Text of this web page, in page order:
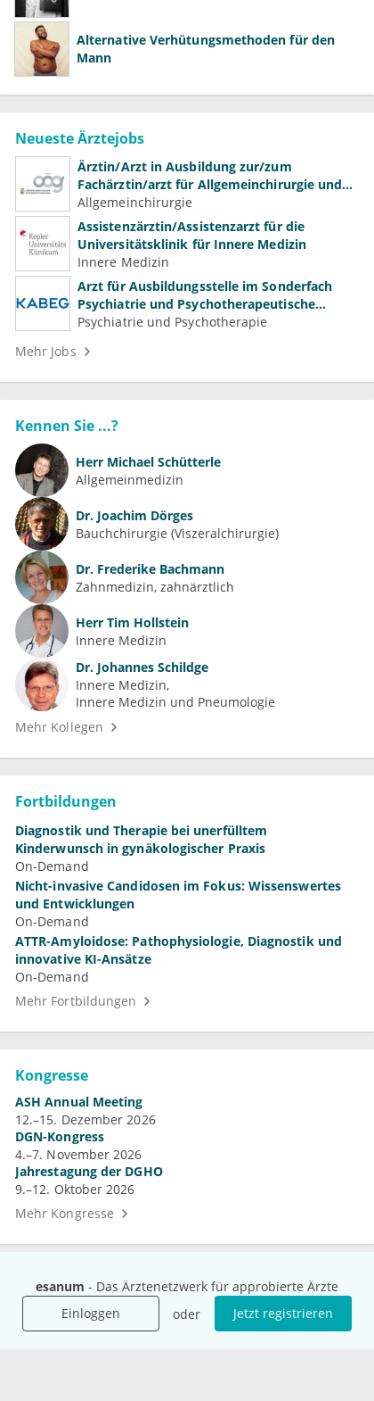
esanum - Das Ärztenetzwerk für approbierte Ärzte
Einloggen
oder Jetzt registrieren
Alternative Verhütungsmethoden für den
Mann
Neueste Ärztejobs
Ärztin/Arzt in Ausbildung zur/zum
Fachärztin/arzt für Allgemeinchirurgie und
Gefäßchirurgie
Allgemeinchirurgie
Assistenzärztin/Assistenzarzt für die
Universitätsklinik für Innere Medizin
Innere Medizin
Arzt für Ausbildungsstelle im Sonderfach
Psychiatrie und Psychotherapeutische
Medizin (m/w/d)
Psychiatrie und Psychotherapie
Mehr Jobs
Kennen Sie ...?
Herr Michael Schütterle
Allgemeinmedizin
Dr. Joachim Dörges
Bauchchirurgie (Viszeralchirurgie)
Dr. Frederike Bachmann
Zahnmedizin, zahnärztlich
Herr Tim Hollstein
Innere Medizin
Dr. Johannes Schildge
Innere Medizin
Innere Medizin und Pneumologie
Mehr Kollegen
Fortbildungen
Diagnostik und Therapie bei unerfülltem
Kinderwunsch in gynäkologischer Praxis
On-Demand
Nicht-invasive Candidosen im Fokus: Wissenswertes
und Entwicklungen
On-Demand
ATTR-Amyloidose: Pathophysiologie, Diagnostik und
innovative KI-Ansätze
On-Demand
Mehr Fortbildungen
Kongresse
ASH Annual Meeting
12.–15. Dezember 2026
DGN-Kongress
4.–7. November 2026
Jahrestagung der DGHO
9.–12. Oktober 2026
Mehr Kongresse
Unternehmen
Ressourcen